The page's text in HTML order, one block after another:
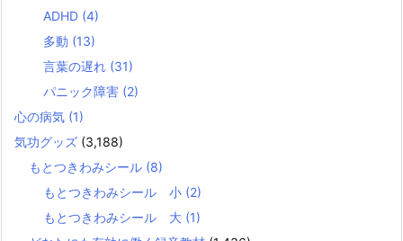
ADHD (4)
多動 (13)
言葉の遅れ (31)
パニック障害 (2)
心の病気 (1)
気功グッズ (3,188)
もとつきわみシール (8)
もとつきわみシール 小 (2)
もとつきわみシール 大 (1)